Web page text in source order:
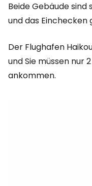
Beide Gebäude
und das Einchecken
Der Flughafen
und Sie müssen nur
ankommen.